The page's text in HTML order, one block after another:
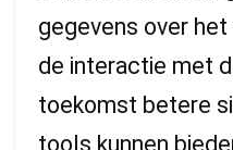
gegevens over
de interactie met
toekomst betere
tools kunnen